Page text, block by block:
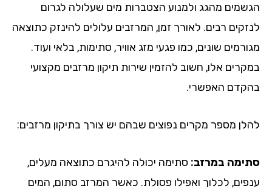
מהגג ולמנוע הצטברות מים שעלולה לגרום
רבים. לאורך זמן, המרזבים עלולים להינזק כתוצאה
שונים, כמו פגעי מזג אוויר, סתימות, בלאי ועוד.
אלו, חשוב להזמין שירות תיקון מרזבים מקצועי
האפשרי.
מספר מקרים נפוצים שבהם יש צורך בתיקון מרזבים:
במרזב:סתימה יכולה להיגרם כתוצאה מעלים,
לכלוך ואפילו פסולת. כאשר המרזב סתום, המים